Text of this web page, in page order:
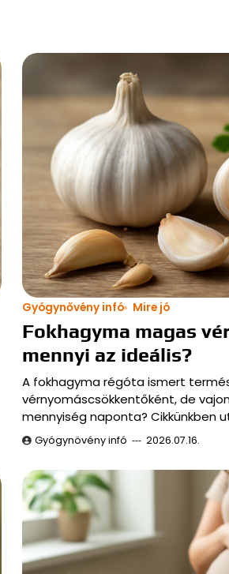
Gyógynővény infó Mire jó
Fokhagyma magas
mennyi az ideális?
A fokhagyma régóta ismert
vérnyomáscsökkentőként, de
mennyiség naponta? Cikkünkben
Gyógynövény infó 2026.07.16.